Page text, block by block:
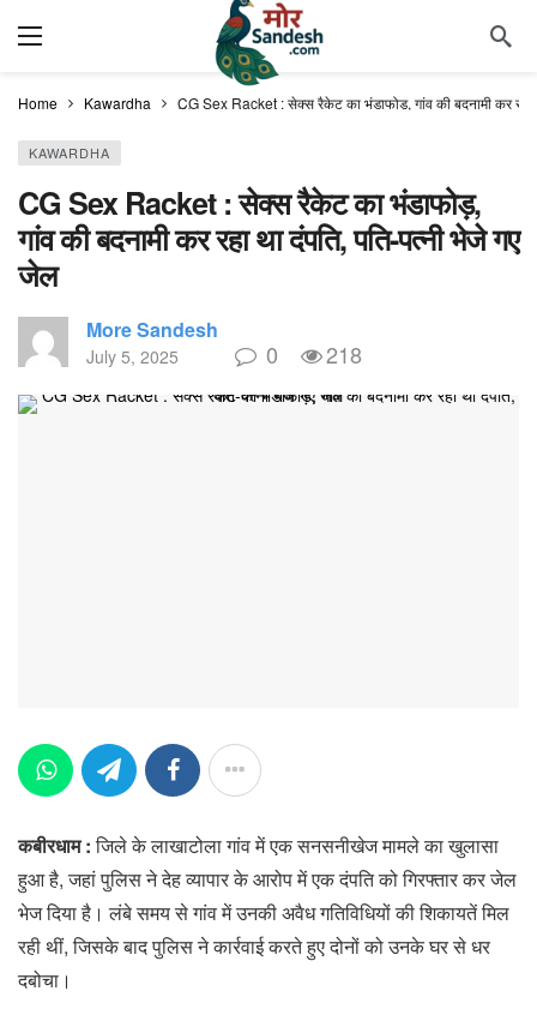
Home Kawardha CG Sex Racket : सेक्स रैकेट का भंडाफोड़, गांव की बदनामी कर रहा
KAWARDHA
CG Sex Racket : सेक्स रैकेट का भंडाफोड़,
गांव की बदनामी कर रहा था दंपति, पति-पत्नी भेजे गए
जेल
More Sandesh
July 5, 2025 0 218
कबीरधाम :जिले के लाखाटोला गांव में एक सनसनीखेज मामले का खुलासा
हुआ है, जहां पुलिस ने देह व्यापार के आरोप में एक दंपति को गिरफ्तार कर जेल
भेज दिया है। लंबे समय से गांव में उनकी अवैध गतिविधियों की शिकायतें मिल
रही थीं, जिसके बाद पुलिस ने कार्रवाई करते हुए दोनों को उनके घर से धर
दबोचा।